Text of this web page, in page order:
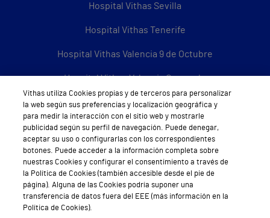
Hospital Vithas Sevilla
Hospital Vithas Tenerife
Hospital Vithas Valencia 9 de Octubre
Hospital Vithas Valencia Consuelo
Hospital Vithas Vigo
Hospital Vithas Valencia Turia
Hospital Vithas Vitoria
Hospital Vithas Xanit Internacional (Benalmádena)
Todos los centros Vithas
Vithas utiliza Cookies propias y de terceros para personalizar
la web según sus preferencias y localización geográfica y
para medir la interacción con el sitio web y mostrarle
publicidad según su perfil de navegación. Puede denegar,
aceptar su uso o configurarlas con los correspondientes
botones. Puede acceder a la información completa sobre
nuestras Cookies y configurar el consentimiento a través de
la Política de Cookies (también accesible desde el pie de
página). Alguna de las Cookies podría suponer una
transferencia de datos fuera del EEE (más información en la
Política de Cookies).